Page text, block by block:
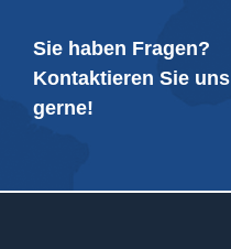
Sie haben Fragen?
Kontaktieren Sie uns
gerne!